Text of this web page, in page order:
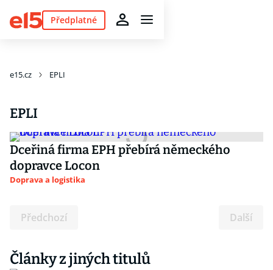
Předplatné
e15.cz EPLI
EPLI
Dceřiná firma EPH přebírá německého
dopravce Locon
Doprava a logistika
Předchozí Další
Články z jiných titulů